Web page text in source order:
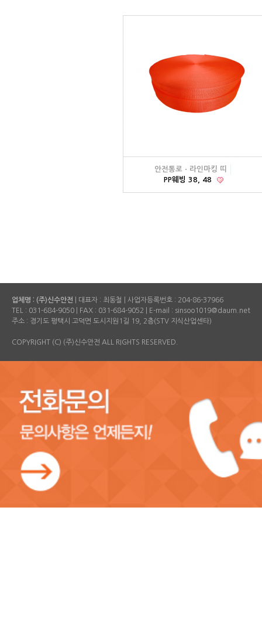
안전통로ㆍ라인마킹 띠
PP웨빙 38, 48
업체명 : (주)신수안전 | 대표자 : 최동철 | 사업자등록번호 : 204-86-37966
TEL : 031-684-9050 | FAX : 031-684-9052 | E-mail : sinsoo1019@daum.net
주소 : 경기도 평택시 고덕면 도시지원1길 19, 2층(STV 지식산업센타)
COPYRIGHT (C) (주)신수안전 ALL RIGHTS RESERVED.